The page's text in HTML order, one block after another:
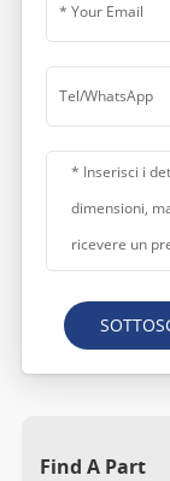
Find A Part